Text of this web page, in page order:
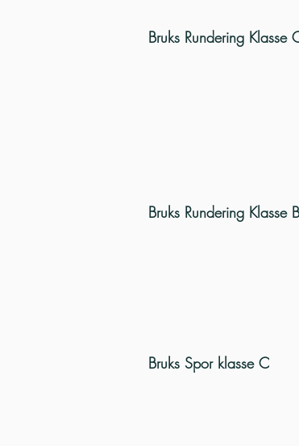
Bruks Rundering Klasse
Bruks Rundering Klasse B
Bruks Spor klasse C